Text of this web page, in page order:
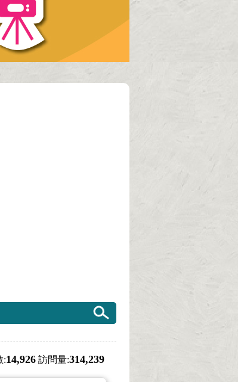
:14,926 訪問量:314,239